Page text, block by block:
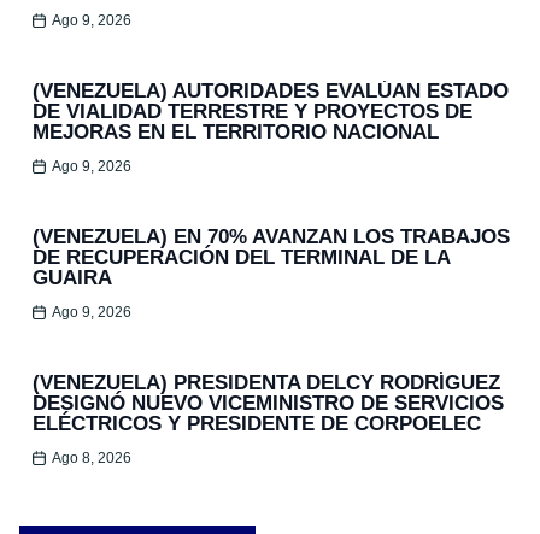
Ago 9, 2026
(VENEZUELA) AUTORIDADES EVALÚAN ESTADO
DE VIALIDAD TERRESTRE Y PROYECTOS DE
MEJORAS EN EL TERRITORIO NACIONAL
Ago 9, 2026
(VENEZUELA) EN 70% AVANZAN LOS TRABAJOS
DE RECUPERACIÓN DEL TERMINAL DE LA
GUAIRA
Ago 9, 2026
(VENEZUELA) PRESIDENTA DELCY RODRÍGUEZ
DESIGNÓ NUEVO VICEMINISTRO DE SERVICIOS
ELÉCTRICOS Y PRESIDENTE DE CORPOELEC
Ago 8, 2026